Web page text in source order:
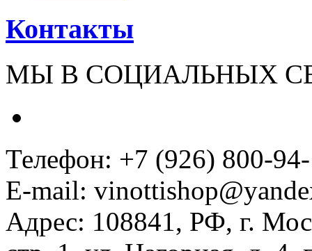
Контакты
МЫ В СОЦИАЛЬНЫХ
Телефон: +7 (926) 800-
E-mail:
Адрес: 108841, РФ, г.